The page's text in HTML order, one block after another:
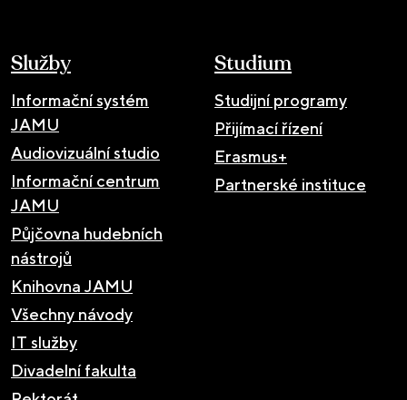
Služby
Informační systém
JAMU
Audiovizuální studio
Informační centrum
JAMU
Půjčovna hudebních
nástrojů
Knihovna JAMU
Všechny návody
IT služby
Divadelní fakulta
Studium
Studijní programy
Přijímací řízení
Erasmus+
Partnerské instituce